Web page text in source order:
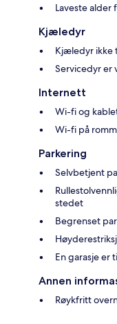
Laveste alder
Kjæledyr
Kjæledyr ikke
Servicedyr er
Internett
Wi-fi og
Wi-fi på
Parkering
Selvbetjent
stedet
Begrenset
En garasje er
Annen
Røykfritt